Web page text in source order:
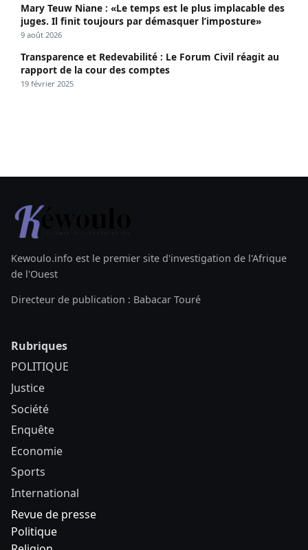
Mary Teuw Niane : «Le temps est le plus implacable des
juges. Il finit toujours par démasquer l’imposture»
9 août 2026
Transparence et Redevabilité : Le Forum Civil réagit au
rapport de la cour des comptes
19 février 2025
Kewoulo.info est le premier site d'investigation de l'Afrique
de l'Ouest
Directeur de publication : Babacar Touré
Rubriques
POLITIQUE
Justice
Société
Enquête
Economie
Sports
International
Revue de presse
Politique